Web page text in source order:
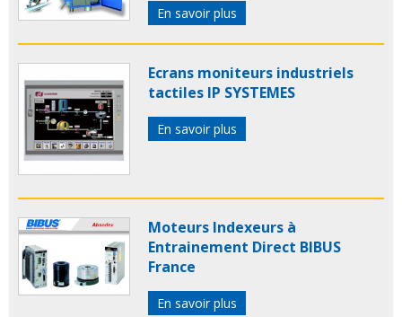
En savoir plus
Ecrans moniteurs industriels
tactiles IP SYSTEMES
En savoir plus
Moteurs Indexeurs à
Entrainement Direct BIBUS
France
En savoir plus